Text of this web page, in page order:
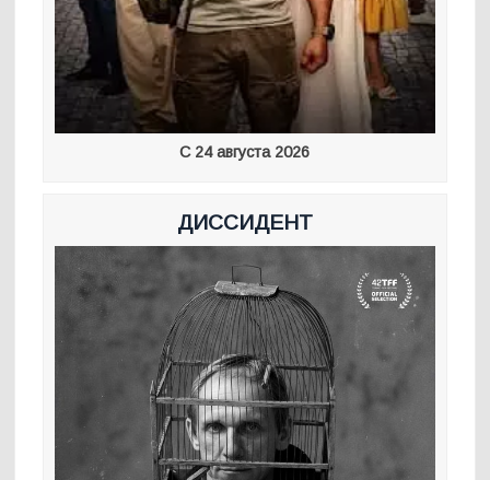
С 24 августа 2026
ДИССИДЕНТ